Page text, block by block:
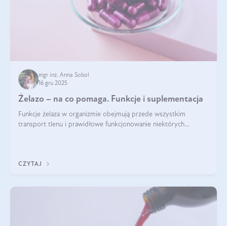
mgr inż. Anna Sobol
16 gru 2025
Żelazo – na co pomaga. Funkcje i suplementacja
Funkcje żelaza w organizmie obejmują przede wszystkim
transport tlenu i prawidłowe funkcjonowanie niektórych
CZYTAJ